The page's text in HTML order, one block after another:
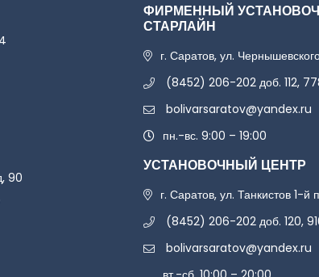
90
ФИРМЕННЫЙ
СТАРЛАЙН
г. Саратов, ул.
(8452) 206-202 доб. 112,
bolivarsaratov@yandex.ru
пн.-вс. 9:00 – 19:00
УСТАНОВОЧНЫЙ ЦЕНТР
г. Саратов, ул. Танкистов 1-й
(8452) 206-202 доб. 120,
bolivarsaratov@yandex.ru